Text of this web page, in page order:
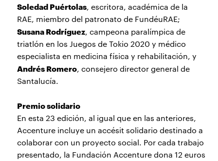
Soledad Puértolas, escritora, académica de la
RAE, miembro del patronato de FundéuRAE;
Susana Rodríguez, campeona paralímpica de
triatlón en los Juegos de Tokio 2020 y médico
especialista en medicina física y rehabilitación, y
Andrés Romero, consejero director general de
Santalucía.
Premio solidario
En esta 23 edición, al igual que en las anteriores,
Accenture incluye un accésit solidario destinado a
colaborar con un proyecto social. Por cada trabajo
presentado, la Fundación Accenture dona 12 euros